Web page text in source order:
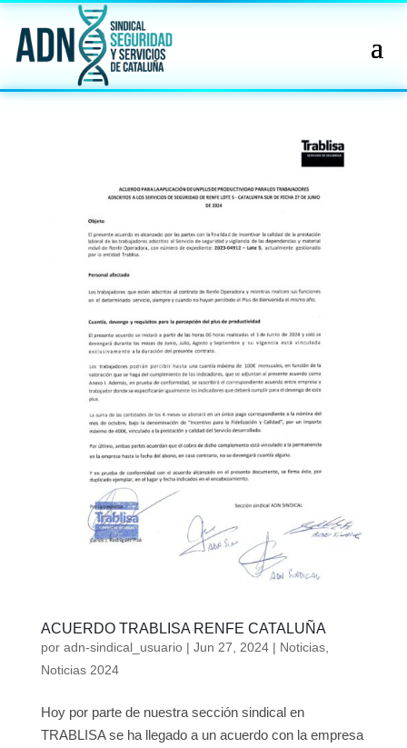
ACUERDO TRABLISA RENFE CATALUÑA
por adn-sindical_usuario| Jun 27, 2024| Noticias,
Noticias 2024
Hoy por parte de nuestra sección sindical en
TRABLISA se ha llegado a un acuerdo con la empresa
✖
⚖️ Dpto. Jurídico y Abogados (Email)
🤖 Dudas Rápidas del Convenio (IA)
📊 Herramienta: Tabla Salarial PDF
📄 Herramienta: Generador Plantillas
✊ Trámite: Afiliarse al Sindicato
📍 Info: Horarios y Contacto Sede